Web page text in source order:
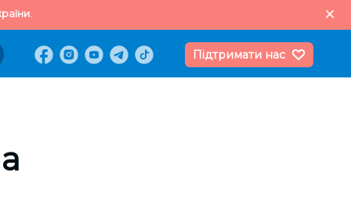
Підтримати нас